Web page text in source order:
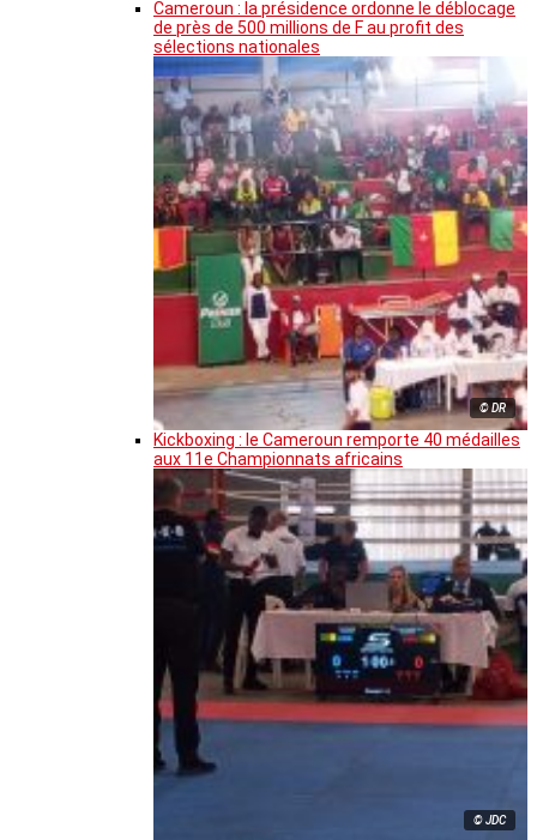
Cameroun : la présidence ordonne le déblocage
de près de 500 millions de F au profit des
sélections nationales
© DR
Kickboxing : le Cameroun remporte 40 médailles
aux 11e Championnats africains
© JDC